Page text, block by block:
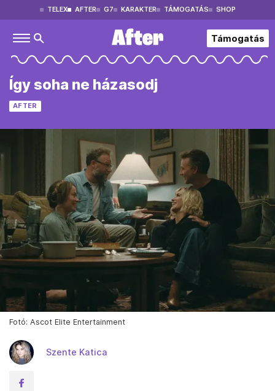
TELEX AFTER G7 KARAKTER TÁMOGATÁS SHOP
Támogatás
Így soha ne házasodj
AFTER
Fotó: Ascot Elite Entertainment
Szente Katica